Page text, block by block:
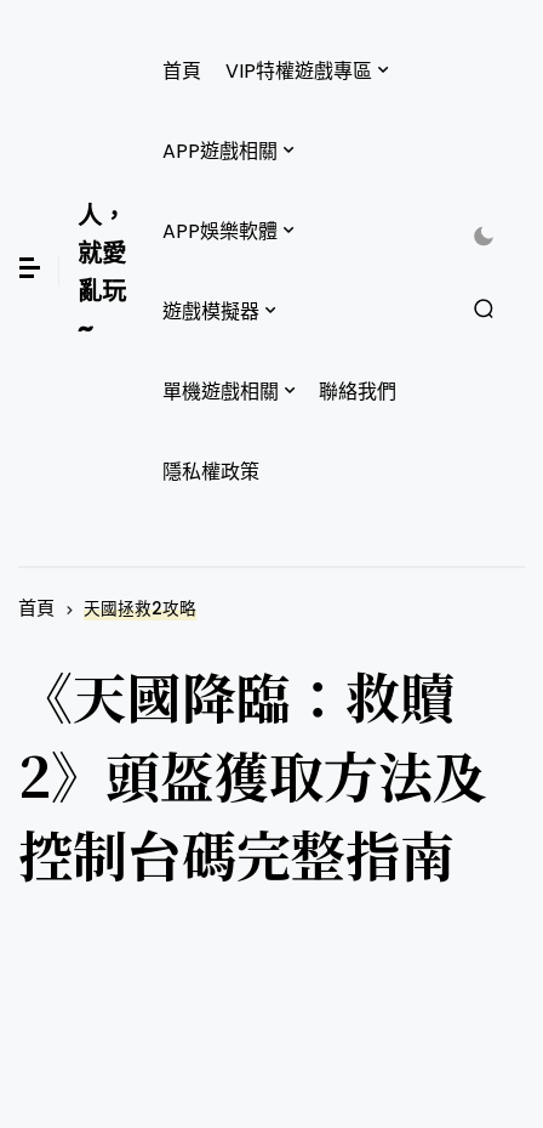
人，
就愛
亂玩
~
首頁 VIP特權遊戲專區
APP遊戲相關
APP娛樂軟體
遊戲模擬器
單機遊戲相關 聯絡我們
隱私權政策
首頁 天國拯救2攻略
《天國降臨：救贖
2》頭盔獲取方法及
控制台碼完整指南